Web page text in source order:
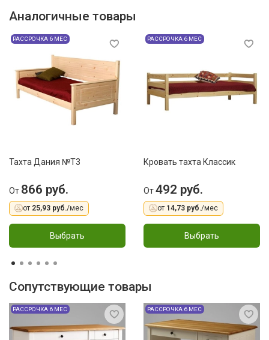
Аналогичные товары
РАССРОЧКА 6 МЕС
Тахта Дания №T3
От 866 руб.
от 25,93 руб./мес
Выбрать
РАССРОЧКА 6 МЕС
Кровать тахта Классик
От492 руб.
от 14,73 руб./мес
Выбрать
Сопутствующие товары
РАССРОЧКА 6 МЕС РАССРОЧКА 6 МЕС